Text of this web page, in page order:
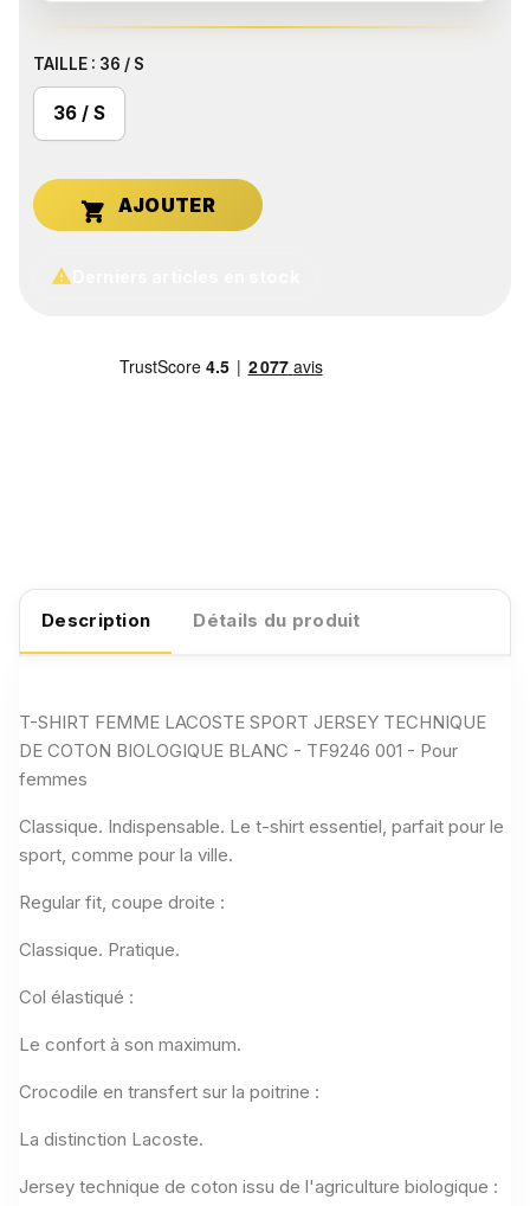
TAILLE : 36 / S
36 / S


Description Détails du produit
T-SHIRT FEMME LACOSTE SPORT JERSEY TECHNIQUE
DE COTON BIOLOGIQUE BLANC - TF9246 001 - Pour
femmes
Classique. Indispensable. Le t-shirt essentiel, parfait pour le
sport, comme pour la ville.
Regular fit, coupe droite :
Classique. Pratique.
Col élastiqué :
Le confort à son maximum.
Crocodile en transfert sur la poitrine :
La distinction Lacoste.
Jersey technique de coton issu de l'agriculture biologique :